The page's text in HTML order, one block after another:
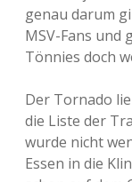
genau darum
MSV-Fans und
Tönnies doch
Der Tornado
die Liste der
wurde nicht
Essen in die